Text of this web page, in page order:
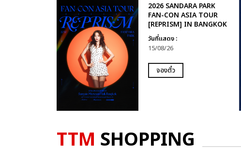
2026 SANDARA PARK
FAN-CON ASIA TOUR
[REPRISM] IN BANGKOK
วันที่แสดง :
15/08/26
จองตั๋ว
TTM SHOPPING